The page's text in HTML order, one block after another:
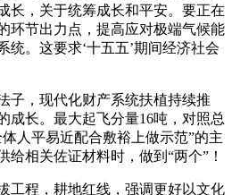
长，关于统筹成长和平安。要正在
环节出力点，提高应对极端气候能
统。这要求‘十五五’期间经济社会
，现代化财产系统扶植持续推
成长。最大起飞分量16吨，对照总
人平易近配合敷裕上做示范”的主
给相关佐证材料时，做到“两个”！
程，耕地红线，强调更好以文化